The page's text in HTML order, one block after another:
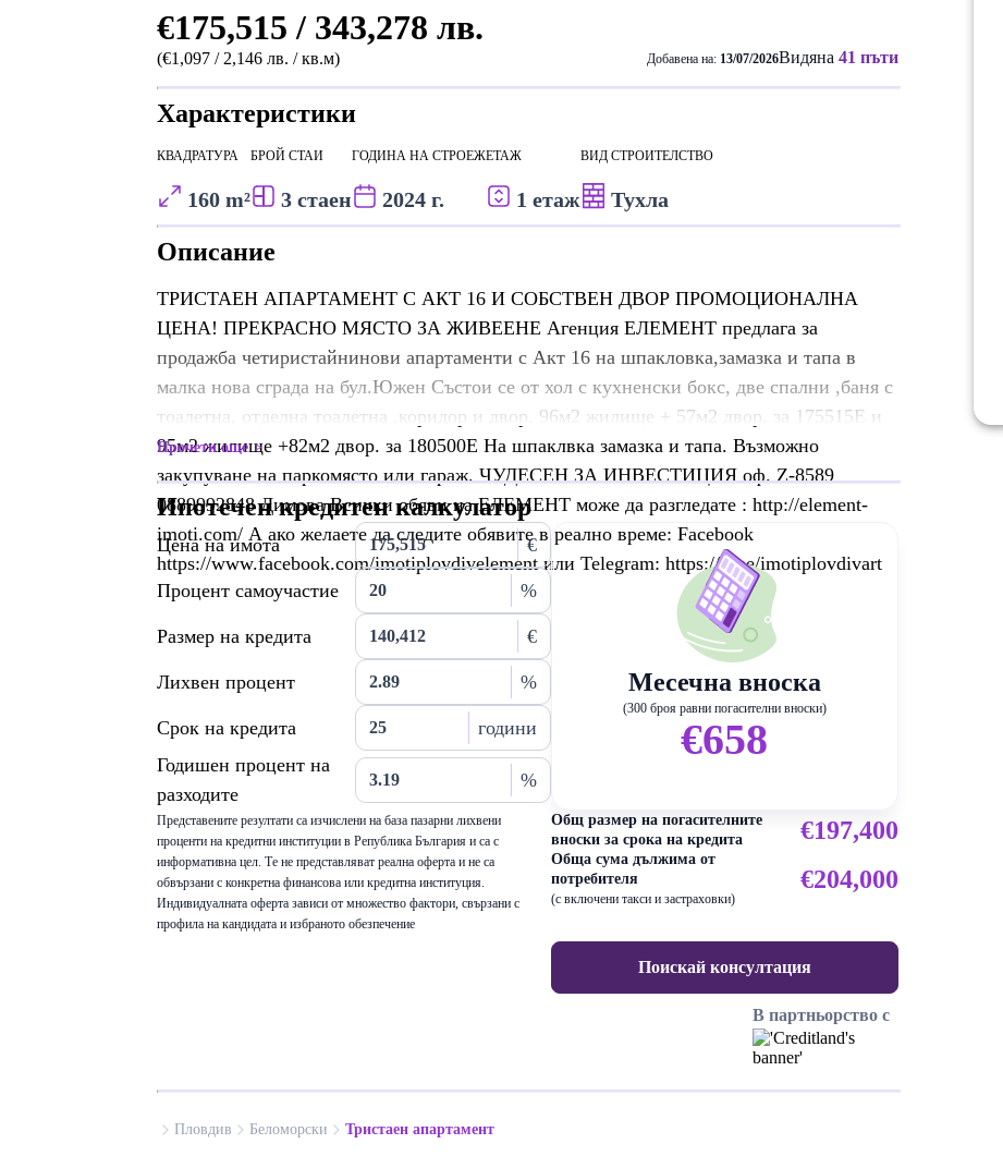
€175,515 / 343,278 лв.
(€1,097 / 2,146 лв. / кв.м) Добавена на: 13/07/2026Видяна 41 пъти
Характеристики
КВАДРАТУРА
160 m²
БРОЙ СТАИ
3 стаен
ГОДИНА НА СТРОЕЖ
2024 г.
ЕТАЖ
1 етаж
ВИД СТРОИТЕЛСТВО
Тухла
Описание
ТРИСТАЕН АПАРТАМЕНТ С АКТ 16 И СОБСТВЕН ДВОР ПРОМОЦИОНАЛНА
ЦЕНА! ПРЕКРАСНО МЯСТО ЗА ЖИВЕЕНЕ Агенция ЕЛЕМЕНТ предлага за
продажба четиристайнинови апартаменти с Акт 16 на шпакловка,замазка и тапа в
малка нова сграда на бул.Южен Състои се от хол с кухненски бокс, две спални ,баня с
тоалетна, отделна тоалетна ,коридор и двор. 96м2 жилище + 57м2 двор. за 175515Е и
95м2 жилище +82м2 двор. за 180500Е На шпаклвка замазка и тапа. Възможно
закупуване на паркомясто или гараж. ЧУДЕСЕН ЗА ИНВЕСТИЦИЯ оф. Z-8589
0889992848 Димова Всички обяви на ЕЛЕМЕНТ може да разгледате : http://element-
imoti.com/ А ако желаете да следите обявите в реално време: Facebook
https://www.facebook.com/imotiplovdivelement или Telegram: https://t.me/imotiplovdivart
Прочети още
Ипотечен кредитен калкулатор
Цена на имота €
Процент самоучастие %
Размер на кредита €
Лихвен процент %
Срок на кредита
години
Годишен процент на
разходите
%
Представените резултати са изчислени на база пазарни лихвени
проценти на кредитни институции в Република България и са с
информативна цел. Те не представляват реална оферта и не са
обвързани с конкретна финансова или кредитна институция.
Индивидуалната оферта зависи от множество фактори, свързани с
профила на кандидата и избраното обезпечение
Месечна вноска
(300 броя равни погасителни вноски)
€658
Общ размер на погасителните
вноски за срока на кредита
€197,400
Обща сума дължима от
потребителя
(с включени такси и застраховки)
€204,000
Поискай консултация
В партньорство с
Пловдив Беломорски Тристаен апартамент